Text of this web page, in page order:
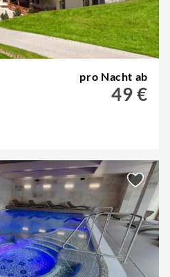
pro Nacht ab
49 €